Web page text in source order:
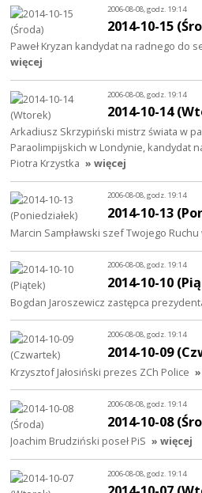
2006-08-08, godz. 19:14
2014-10-15
Paweł Kryzan kandydat na radnego do
więcej
2006-08-08, godz. 19:14
2014-10-14
Arkadiusz Skrzypiński mistrz świata w
Paraolimpijskich w Londynie, kandydat
Piotra Krzystka » więcej
2006-08-08, godz. 19:14
2014-10-13
Marcin Sampławski szef Twojego
2006-08-08, godz. 19:14
2014-10-10
Bogdan Jaroszewicz zastępca
2006-08-08, godz. 19:14
2014-10-09
Krzysztof Jałosiński prezes ZCh Police
2006-08-08, godz. 19:14
2014-10-08
Joachim Brudziński poseł PiS » więcej
2006-08-08, godz. 19:14